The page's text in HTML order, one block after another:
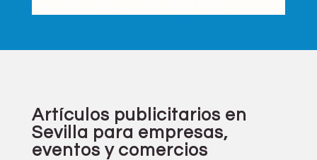
Artículos publicitarios en
Sevilla para empresas,
eventos y comercios